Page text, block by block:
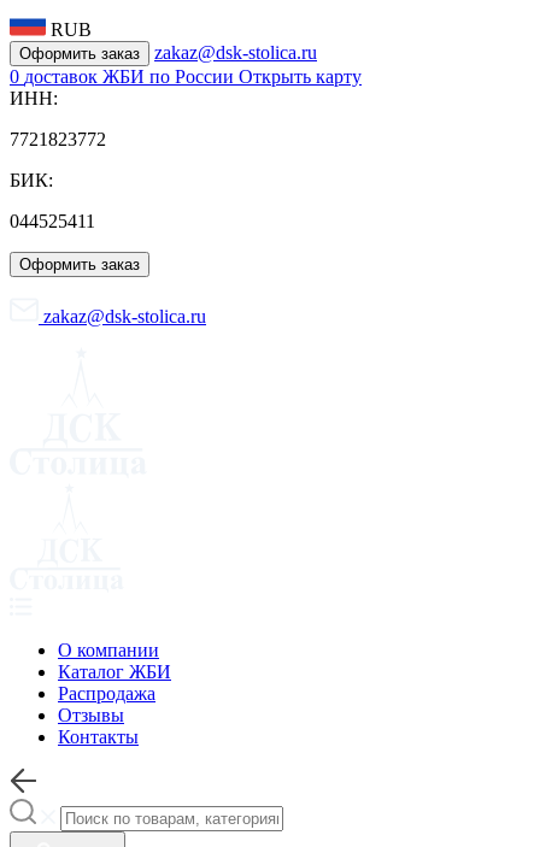
RUB
Оформить заказ
zakaz@dsk-stolica.ru
0 доставок ЖБИ по России Открыть карту
ИНН:
7721823772
БИК:
044525411
Оформить заказ
zakaz@dsk-stolica.ru
О компании
Каталог ЖБИ
Распродажа
Отзывы
Контакты